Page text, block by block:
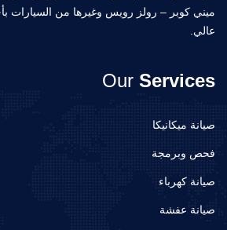
ميني كوبر – رولز رويس وغيرها من السيارات
عالي.
Our Services
صيانة ميكانيكا
فحص وبرمجة
صيانة كهرباء
صيانة عفشة